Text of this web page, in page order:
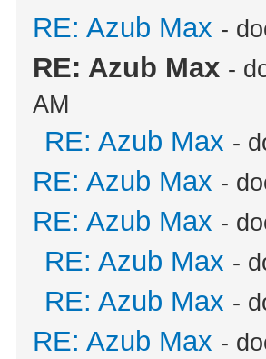
RE: Azub Max -
RE: Azub Max -
AM
RE: Azub Max -
RE: Azub Max -
RE: Azub Max -
RE: Azub Max -
RE: Azub Max -
RE: Azub Max -